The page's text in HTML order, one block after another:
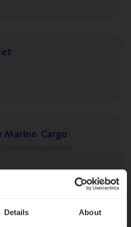
Details About
Mari­ne Cargo